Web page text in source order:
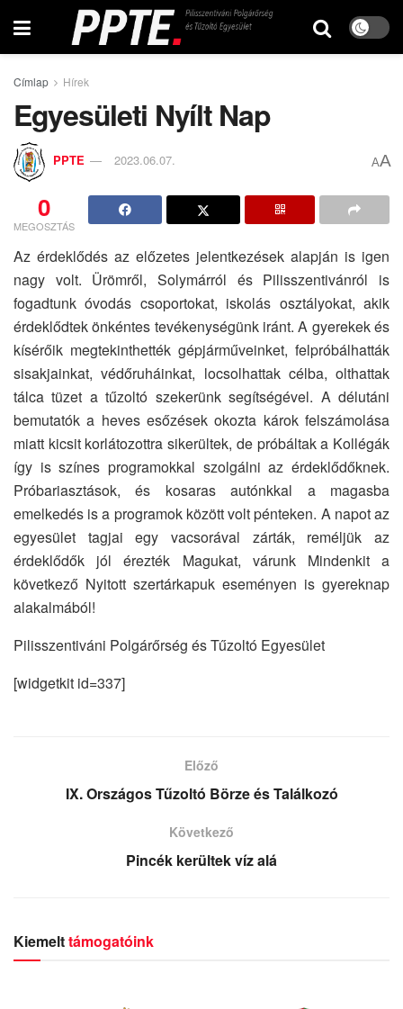
Címlap Hírek
Egyesületi Nyílt Nap
PPTE 2023.06.07. AA
0
MEGOSZTÁS
Az érdeklődés az előzetes jelentkezések alapján is igen
nagy volt. Ürömről, Solymárról és Pilisszentivánról is
fogadtunk óvodás csoportokat, iskolás osztályokat, akik
érdeklődtek önkéntes tevékenységünk iránt. A gyerekek és
kísérőik megtekinthették gépjárműveinket, felpróbálhatták
sisakjainkat, védőruháinkat, locsolhattak célba, olthattak
tálca tüzet a tűzoltó szekerünk segítségével. A délutáni
bemutatók a heves esőzések okozta károk felszámolása
miatt kicsit korlátozottra sikerültek, de próbáltak a Kollégák
így is színes programokkal szolgálni az érdeklődőknek.
Próbariasztások, és kosaras autónkkal a magasba
emelkedés is a programok között volt pénteken. A napot az
egyesület tagjai egy vacsorával zárták, reméljük az
érdeklődők jól érezték Magukat, várunk Mindenkit a
következő Nyitott szertárkapuk eseményen is gyereknap
alakalmából!
Pilisszentiváni Polgárőrség és Tűzoltó Egyesület
[widgetkit id=337]
Előző
IX. Országos Tűzoltó Börze és Találkozó
Következő
Pincék kerültek víz alá
Kiemelttámogatóink